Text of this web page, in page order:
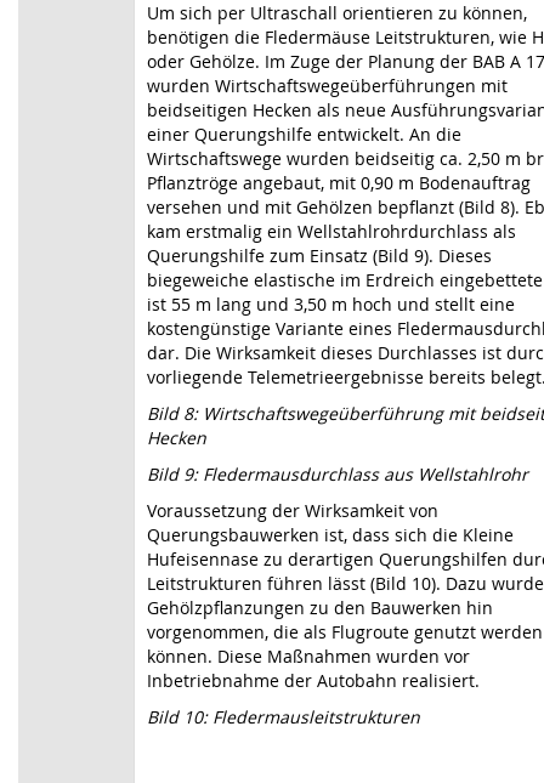
Um sich per Ultraschall orientieren zu können,
benötigen die Fledermäuse Leitstrukturen, wie
oder Gehölze. Im Zuge der Planung der BAB A 17
wurden Wirtschaftswegeüberführungen mit
beidseitigen Hecken als neue
einer Querungshilfe entwickelt. An die
Wirtschaftswege wurden beidseitig ca. 2,50 m
Pflanztröge angebaut, mit 0,90 m Bodenauftrag
versehen und mit Gehölzen bepflanzt (Bild 8).
kam erstmalig ein Wellstahlrohrdurchlass als
Querungshilfe zum Einsatz (Bild 9). Dieses
biegeweiche elastische im Erdreich
ist 55 m lang und 3,50 m hoch und stellt eine
kostengünstige Variante eines
dar. Die Wirksamkeit dieses Durchlasses ist
vorliegende Telemetrieergebnisse bereits
Bild 8: Wirtschaftswegeüberführung mit
Hecken
Bild 9: Fledermausdurchlass aus Wellstahlrohr
Voraussetzung der Wirksamkeit von
Querungsbauwerken ist, dass sich die Kleine
Hufeisennase zu derartigen Querungshilfen
Leitstrukturen führen lässt (Bild 10). Dazu
Gehölzpflanzungen zu den Bauwerken hin
vorgenommen, die als Flugroute genutzt werden
können. Diese Maßnahmen wurden vor
Inbetriebnahme der Autobahn realisiert.
Bild 10: Fledermausleitstrukturen